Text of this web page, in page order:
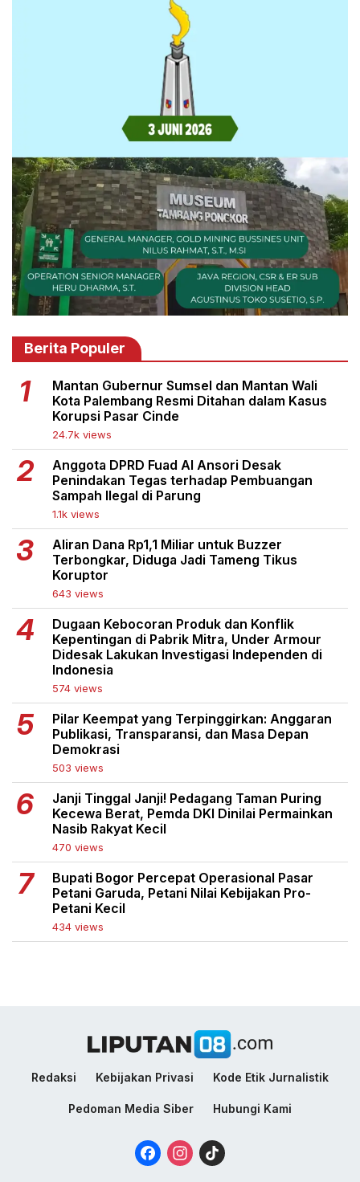
Berita Populer
Mantan Gubernur Sumsel dan Mantan Wali
Kota Palembang Resmi Ditahan dalam Kasus
Korupsi Pasar Cinde
24.7k views
Anggota DPRD Fuad Al Ansori Desak
Penindakan Tegas terhadap Pembuangan
Sampah Ilegal di Parung
1.1k views
Aliran Dana Rp1,1 Miliar untuk Buzzer
Terbongkar, Diduga Jadi Tameng Tikus
Koruptor
643 views
Dugaan Kebocoran Produk dan Konflik
Kepentingan di Pabrik Mitra, Under Armour
Didesak Lakukan Investigasi Independen di
Indonesia
574 views
Pilar Keempat yang Terpinggirkan: Anggaran
Publikasi, Transparansi, dan Masa Depan
Demokrasi
503 views
Janji Tinggal Janji! Pedagang Taman Puring
Kecewa Berat, Pemda DKI Dinilai Permainkan
Nasib Rakyat Kecil
470 views
Bupati Bogor Percepat Operasional Pasar
Petani Garuda, Petani Nilai Kebijakan Pro-
Petani Kecil
434 views
Redaksi Kebijakan Privasi Kode Etik Jurnalistik
Pedoman Media Siber Hubungi Kami
FacebookInstagram